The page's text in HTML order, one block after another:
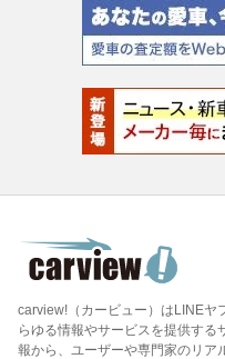
carview!（カービュー）はLINEヤ
らゆる情報やサービスを提供す
報から、ユーザーや専門家のリア